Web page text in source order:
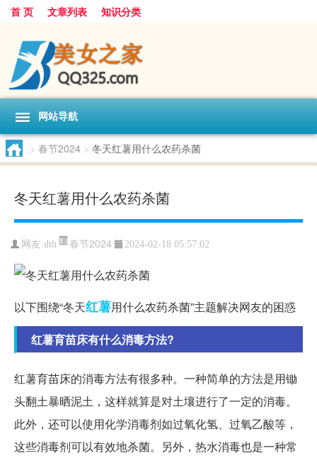
首 页 文章列表 知识分类
网站导航
> 春节2024 > 冬天红薯用什么农药杀菌
冬天红薯用什么农药杀菌
网友:dth 春节2024 2024-02-18 05:57:02
以下围绕“冬天红薯用什么农药杀菌”主题解决网友的困惑
红薯育苗床有什么消毒方法?
红薯育苗床的消毒方法有很多种。一种简单的方法是用锄
头翻土暴晒泥土，这样就算是对土壤进行了一定的消毒。
此外，还可以使用化学消毒剂如过氧化氢、过氧乙酸等，
这些消毒剂可以有效地杀菌。另外，热水消毒也是一种常